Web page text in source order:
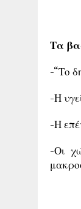
Τα
-“Το
-Η
-Η
-Οι